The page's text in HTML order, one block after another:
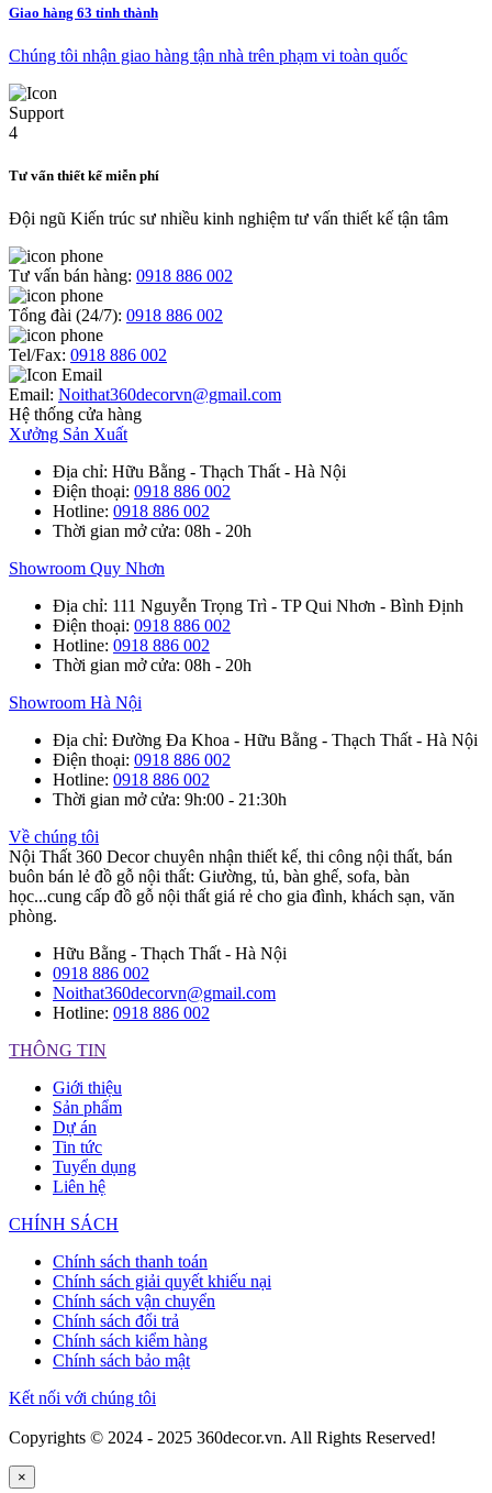
Giao hàng 63 tỉnh thành
Chúng tôi nhận giao hàng tận nhà trên phạm vi toàn quốc
Tư vấn thiết kế miễn phí
Đội ngũ Kiến trúc sư nhiều kinh nghiệm tư vấn thiết kế tận tâm
Tư vấn bán hàng: 0918 886 002
Tổng đài (24/7): 0918 886 002
Tel/Fax: 0918 886 002
Email: Noithat360decorvn@gmail.com
Hệ thống cửa hàng
Xưởng Sản Xuất
Địa chỉ: Hữu Bằng - Thạch Thất - Hà Nội
Điện thoại: 0918 886 002
Hotline: 0918 886 002
Thời gian mở cửa: 08h - 20h
Showroom Quy Nhơn
Địa chỉ: 111 Nguyễn Trọng Trì - TP Qui Nhơn - Bình Định
Điện thoại: 0918 886 002
Hotline: 0918 886 002
Thời gian mở cửa: 08h - 20h
Showroom Hà Nội
Địa chỉ: Đường Đa Khoa - Hữu Bằng - Thạch Thất - Hà Nội
Điện thoại: 0918 886 002
Hotline: 0918 886 002
Thời gian mở cửa: 9h:00 - 21:30h
Về chúng tôi
Nội Thất 360 Decor chuyên nhận thiết kế, thi công nội thất, bán
buôn bán lẻ đồ gỗ nội thất: Giường, tủ, bàn ghế, sofa, bàn
học...cung cấp đồ gỗ nội thất giá rẻ cho gia đình, khách sạn, văn
phòng.
Hữu Bằng - Thạch Thất - Hà Nội
0918 886 002
Noithat360decorvn@gmail.com
Hotline: 0918 886 002
THÔNG TIN
Giới thiệu
Sản phẩm
Dự án
Tin tức
Tuyển dụng
Liên hệ
CHÍNH SÁCH
Chính sách thanh toán
Chính sách giải quyết khiếu nại
Chính sách vận chuyển
Chính sách đổi trả
Chính sách kiểm hàng
Chính sách bảo mật
Kết nối với chúng tôi
Copyrights © 2024 - 2025 360decor.vn. All Rights Reserved!
×